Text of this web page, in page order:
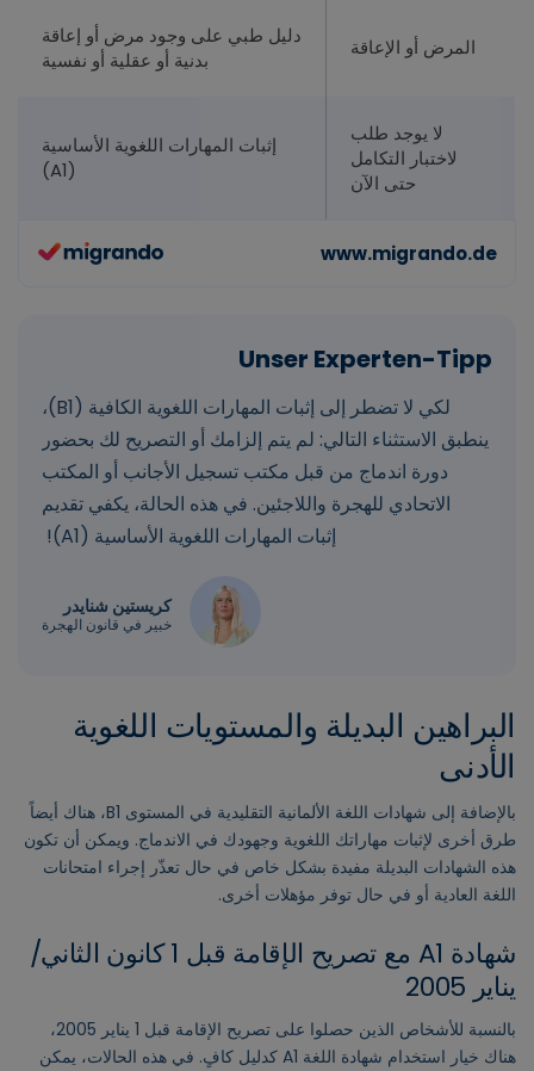
المرض أو الإعاقة
دليل طبي على وجود مرض أو إعاقة
بدنية أو عقلية أو نفسية
لا يوجد طلب
لاختبار التكامل
حتى الآن
إثبات المهارات اللغوية الأساسية
(A1)
لكي لا تضطر إلى إثبات المهارات اللغوية الكافية (B1)،
ينطبق الاستثناء التالي: لم يتم إلزامك أو التصريح لك بحضور
دورة اندماج من قبل مكتب تسجيل الأجانب أو المكتب
الاتحادي للهجرة واللاجئين. في هذه الحالة، يكفي تقديم
إثبات المهارات اللغوية الأساسية (A1)!
كريستين شنايدر
خبير في قانون الهجرة
البراهين البديلة والمستويات اللغوية
الأدنى
بالإضافة إلى شهادات اللغة الألمانية التقليدية في المستوى B1، هناك أيضاً
طرق أخرى لإثبات مهاراتك اللغوية وجهودك في الاندماج. ويمكن أن تكون
هذه الشهادات البديلة مفيدة بشكل خاص في حال تعذّر إجراء امتحانات
اللغة العادية أو في حال توفر مؤهلات أخرى.
شهادة A1 مع تصريح الإقامة قبل 1 كانون الثاني/
يناير 2005
بالنسبة للأشخاص الذين حصلوا على تصريح الإقامة قبل 1 يناير 2005،
هناك خيار استخدام شهادة اللغة A1 كدليل كافٍ. في هذه الحالات، يمكن